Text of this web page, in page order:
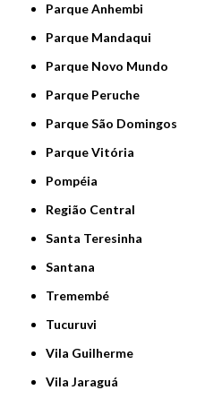
Parque Anhembi
Parque Mandaqui
Parque Novo Mundo
Parque Peruche
Parque São Domingos
Parque Vitória
Pompéia
Região Central
Santa Teresinha
Santana
Tremembé
Tucuruvi
Vila Guilherme
Vila Jaraguá